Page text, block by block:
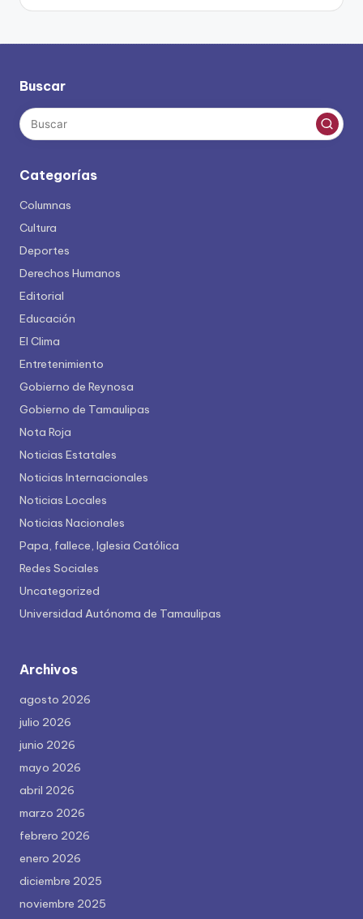
Buscar
Categorías
Columnas
Cultura
Deportes
Derechos Humanos
Editorial
Educación
El Clima
Entretenimiento
Gobierno de Reynosa
Gobierno de Tamaulipas
Nota Roja
Noticias Estatales
Noticias Internacionales
Noticias Locales
Noticias Nacionales
Papa, fallece, Iglesia Católica
Redes Sociales
Uncategorized
Universidad Autónoma de Tamaulipas
Archivos
agosto 2026
julio 2026
junio 2026
mayo 2026
abril 2026
marzo 2026
febrero 2026
enero 2026
diciembre 2025
noviembre 2025